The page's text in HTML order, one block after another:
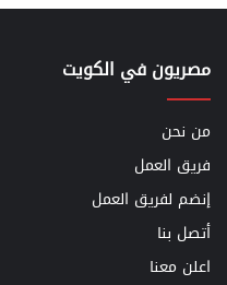
مصريون في الكويت
من نحن
فريق العمل
إنضم لفريق العمل
أتصل بنا
اعلن معنا